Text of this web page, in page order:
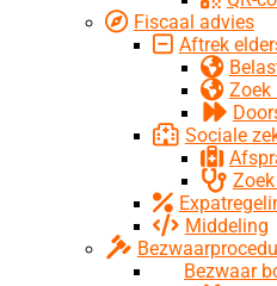
Fiscaal advies
Aftrek
Zoek
Sociale
Middeling
Bezwaar